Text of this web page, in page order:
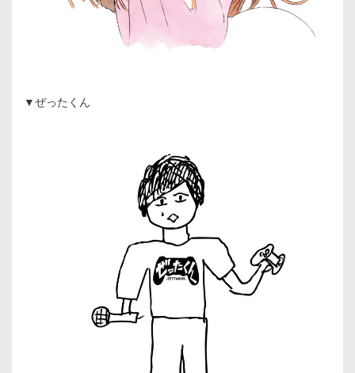
▼ぜったくん